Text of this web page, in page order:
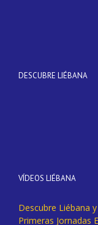
DESCUBRE LIÉBANA
VÍDEOS LIÉBANA
Descubre Liébana
Primeras Jornadas